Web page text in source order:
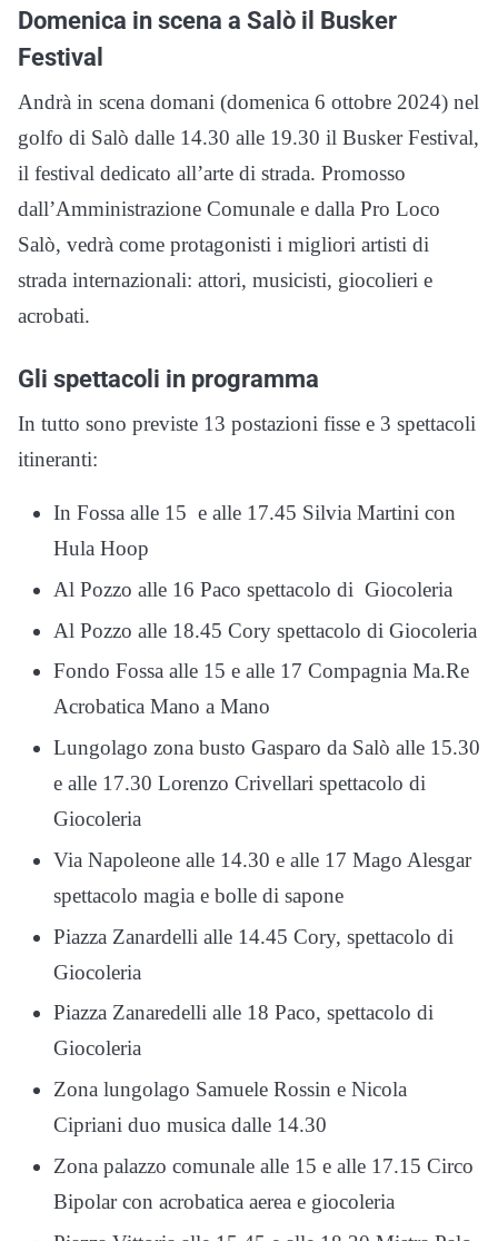
Domenica in scena a Salò il Busker
Festival
Andrà in scena domani (domenica 6 ottobre 2024) nel
golfo di Salò dalle 14.30 alle 19.30 il Busker Festival,
il festival dedicato all’arte di strada. Promosso
dall’Amministrazione Comunale e dalla Pro Loco
Salò, vedrà come protagonisti i migliori artisti di
strada internazionali: attori, musicisti, giocolieri e
acrobati.
Gli spettacoli in programma
In tutto sono previste 13 postazioni fisse e 3 spettacoli
itineranti:
In Fossa alle 15 e alle 17.45 Silvia Martini con
Hula Hoop
Al Pozzo alle 16 Paco spettacolo di Giocoleria
Al Pozzo alle 18.45 Cory spettacolo di Giocoleria
Fondo Fossa alle 15 e alle 17 Compagnia Ma.Re
Acrobatica Mano a Mano
Lungolago zona busto Gasparo da Salò alle 15.30
e alle 17.30 Lorenzo Crivellari spettacolo di
Giocoleria
Via Napoleone alle 14.30 e alle 17 Mago Alesgar
spettacolo magia e bolle di sapone
Piazza Zanardelli alle 14.45 Cory, spettacolo di
Giocoleria
Piazza Zanaredelli alle 18 Paco, spettacolo di
Giocoleria
Zona lungolago Samuele Rossin e Nicola
Cipriani duo musica dalle 14.30
Zona palazzo comunale alle 15 e alle 17.15 Circo
Bipolar con acrobatica aerea e giocoleria